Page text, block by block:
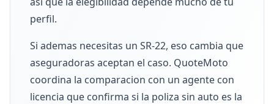
perfil.
Si ademas necesitas un SR-22, eso cambia que
aseguradoras aceptan el caso. QuoteMoto
coordina la comparacion con un agente con
licencia que confirma si la poliza sin auto es la